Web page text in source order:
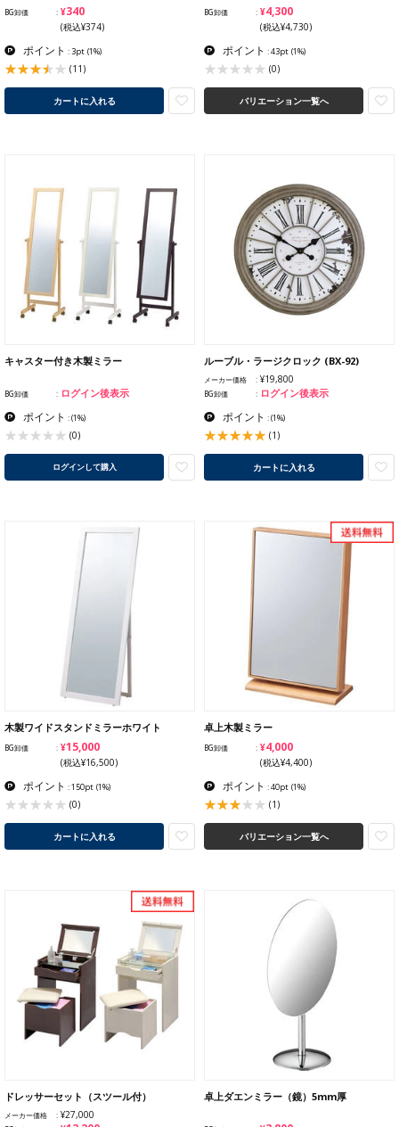
BG卸価 ¥340
(税込¥374)
ポイント : 3pt (1%)
(11)
カートに入れる
BG卸価 ¥4,300
(税込¥4,730)
ポイント : 43pt (1%)
(0)
バリエーション一覧へ
キャスター付き木製ミラー
BG卸価 ログイン後表示
ポイント :(1%)
(0)
ログインして購入
ルーブル・ラージクロック (BX-92)
メーカー価格 ¥19,800
BG卸価 ログイン後表示
ポイント :(1%)
(1)
カートに入れる
木製ワイドスタンドミラーホワイト
BG卸価 ¥15,000
(税込¥16,500)
ポイント : 150pt (1%)
(0)
カートに入れる
卓上木製ミラー
BG卸価 ¥4,000
(税込¥4,400)
ポイント : 40pt (1%)
(1)
バリエーション一覧へ
ドレッサーセット（スツール付）
メーカー価格 ¥27,000
卓上ダエンミラー（鏡）5mm厚